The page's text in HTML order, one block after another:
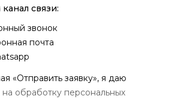
связи:
звонок
почта
«Отправить заявку», я даю
на обработку персональных